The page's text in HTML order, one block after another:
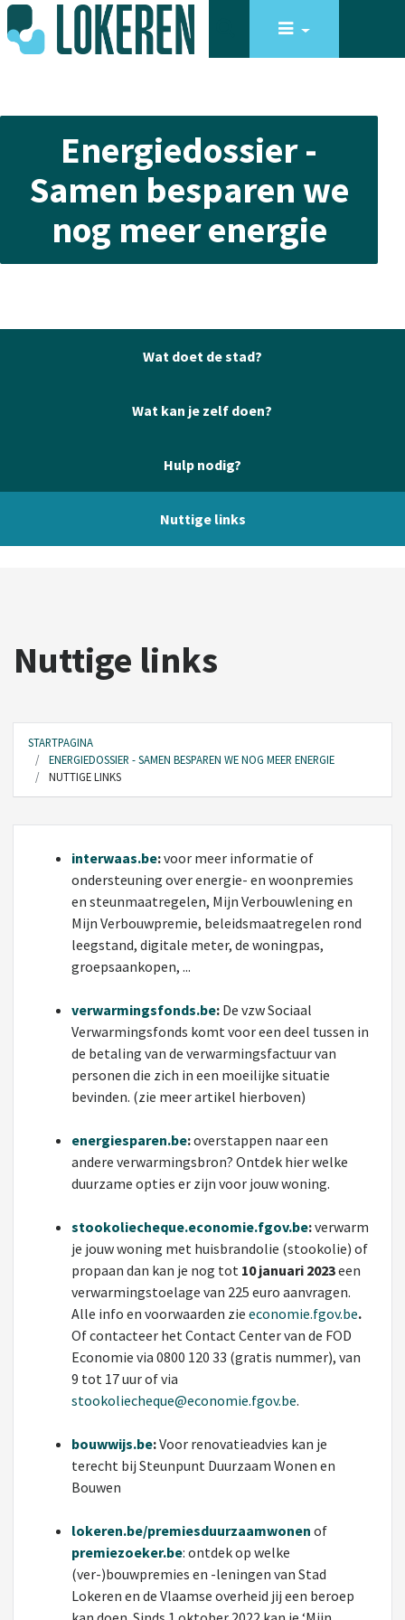
Energiedossier -
Samen besparen we
nog meer energie
Wat doet de stad?
Wat kan je zelf doen?
Hulp nodig?
Nuttige links
Nuttige links
STARTPAGINA
ENERGIEDOSSIER - SAMEN BESPAREN WE NOG MEER ENERGIE
NUTTIGE LINKS
interwaas.be:voor meer informatie of
ondersteuning over energie- en woonpremies
en steunmaatregelen, Mijn Verbouwlening en
Mijn Verbouwpremie, beleidsmaatregelen rond
leegstand, digitale meter, de woningpas,
groepsaankopen, ...
verwarmingsfonds.be: De vzw Sociaal
Verwarmingsfonds komt voor een deel tussen in
de betaling van de verwarmingsfactuur van
personen die zich in een moeilijke situatie
bevinden. (zie meer artikel hierboven)
energiesparen.be:overstappen naar een
andere verwarmingsbron? Ontdek hier welke
duurzame opties er zijn voor jouw woning.
stookoliecheque.economie.fgov.be:verwarm
je jouw woning met huisbrandolie (stookolie) of
propaan dan kan je nog tot 10 januari 2023een
verwarmingstoelage van 225 euro aanvragen.
Alle info en voorwaarden zie economie.fgov.be.
Of contacteer het Contact Center van de FOD
Economie via 0800 120 33 (gratis nummer), van
9 tot 17 uur of via
stookoliecheque@economie.fgov.be.
bouwwijs.be:Voor renovatieadvies kan je
terecht bij Steunpunt Duurzaam Wonen en
Bouwen
lokeren.be/premiesduurzaamwonen of
premiezoeker.be: ontdek op welke
(ver-)bouwpremies en -leningen van Stad
Lokeren en de Vlaamse overheid jij een beroep